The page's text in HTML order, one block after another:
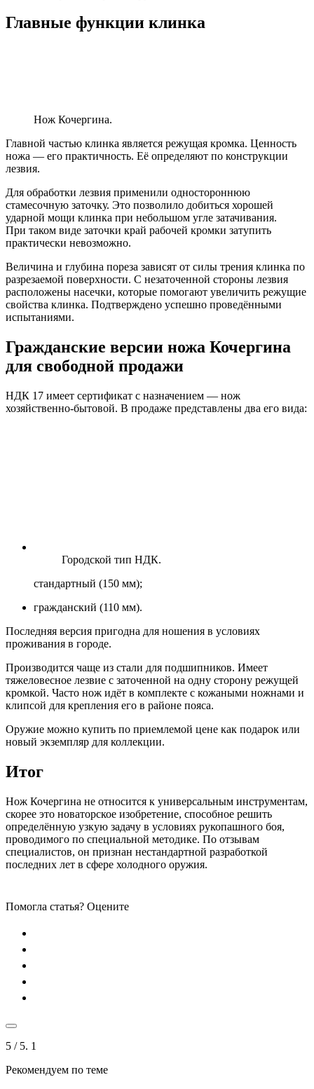
Главные функции клинка
Нож Кочергина.
Главной частью клинка является режущая кромка. Ценность
ножа — его практичность. Её определяют по конструкции
лезвия.
Для обработки лезвия применили одностороннюю
стамесочную заточку. Это позволило добиться хорошей
ударной мощи клинка при небольшом угле затачивания.
При таком виде заточки край рабочей кромки затупить
практически невозможно.
Величина и глубина пореза зависят от силы трения клинка по
разрезаемой поверхности. С незаточенной стороны лезвия
расположены насечки, которые помогают увеличить режущие
свойства клинка. Подтверждено успешно проведёнными
испытаниями.
Гражданские версии ножа Кочергина
для свободной продажи
НДК 17 имеет сертификат с назначением — нож
хозяйственно-бытовой. В продаже представлены два его вида:
Городской тип НДК.
стандартный (150 мм);
гражданский (110 мм).
Последняя версия пригодна для ношения в условиях
проживания в городе.
Производится чаще из стали для подшипников. Имеет
тяжеловесное лезвие с заточенной на одну сторону режущей
кромкой. Часто нож идёт в комплекте с кожаными ножнами и
клипсой для крепления его в районе пояса.
Оружие можно купить по приемлемой цене как подарок или
новый экземпляр для коллекции.
Итог
Нож Кочергина не относится к универсальным инструментам,
скорее это новаторское изобретение, способное решить
определённую узкую задачу в условиях рукопашного боя,
проводимого по специальной методике. По отзывам
специалистов, он признан нестандартной разработкой
последних лет в сфере холодного оружия.
Помогла статья? Оцените
5 / 5. 1
Рекомендуем по теме